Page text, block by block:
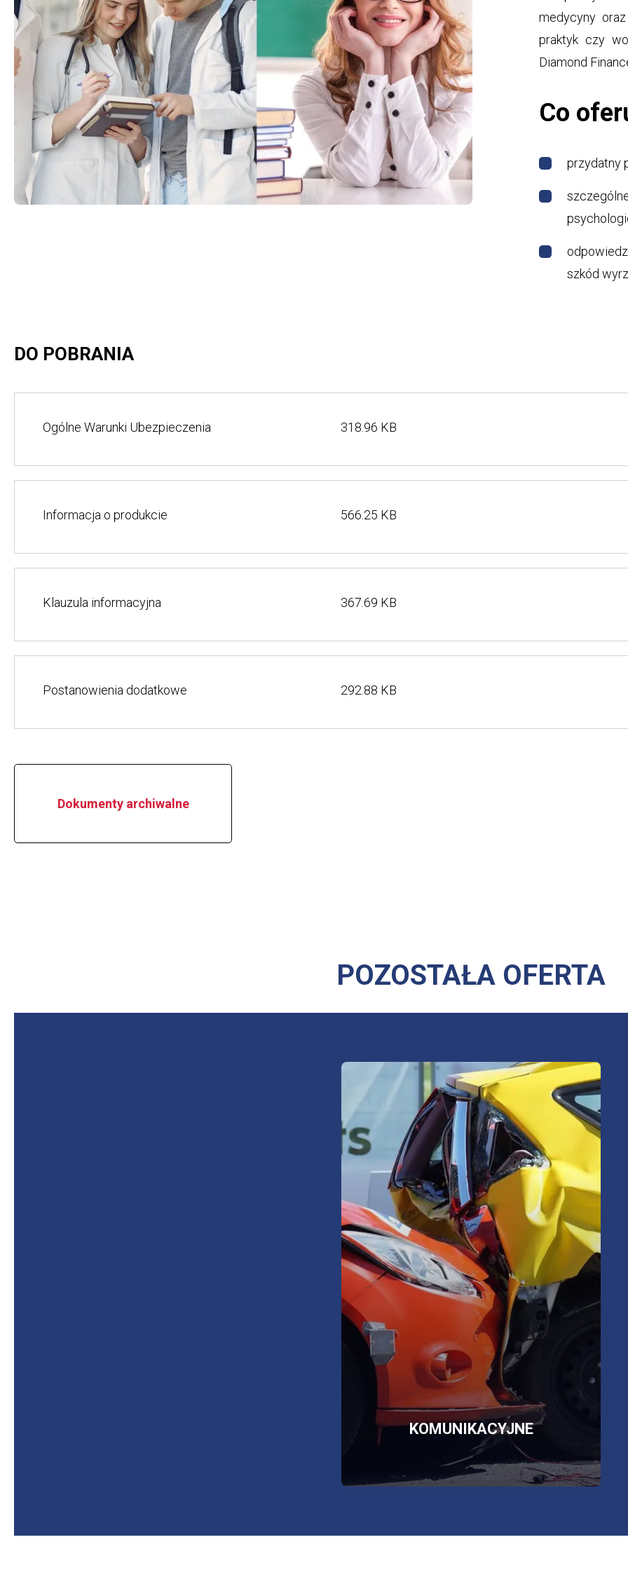
DFS24
medycyny
praktyk czy
Diamond
Co
przydatny
szkód
DO POBRANIA
Ogólne Warunki Ubezpieczenia 318.96 KB
Informacja o produkcie 566.25 KB
Klauzula informacyjna 367.69 KB
Postanowienia dodatkowe 292.88 KB
Dokumenty archiwalne
POZOSTAŁA OFERTA
KOMUNIKACYJNE
Sprawdź najkorzystniejsze oferty
ubezpieczeń OC/AC/NNW/assistance
OC, AC, NNW,
assistance,
szyby, opony, bagaż
SKLEP